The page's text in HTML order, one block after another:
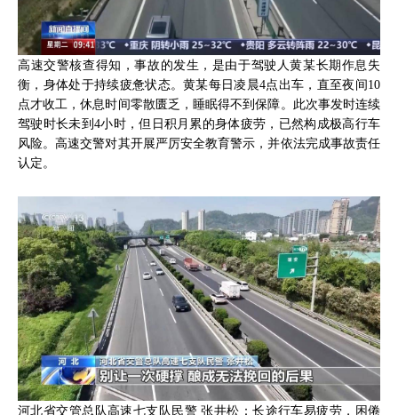
高速交警核查得知，事故的发生，是由于驾驶人黄某长期作息失
衡，身体处于持续疲惫状态。黄某每日凌晨4点出车，直至夜间10
点才收工，休息时间零散匮乏，睡眠得不到保障。此次事发时连续
驾驶时长未到4小时，但日积月累的身体疲劳，已然构成极高行车
风险。高速交警对其开展严厉安全教育警示，并依法完成事故责任
认定。
河北省交管总队高速七支队民警 张井松：长途行车易疲劳，困倦